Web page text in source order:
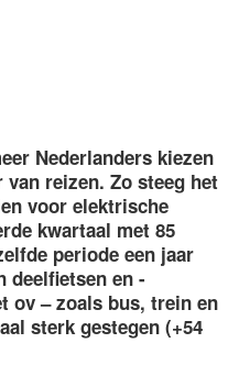
Nederlanders kiezen
reizen. Zo steeg het
voor elektrische
kwartaal met 85
periode een jaar
deelfietsen en -
ov – zoals bus, trein en
sterk gestegen (+54